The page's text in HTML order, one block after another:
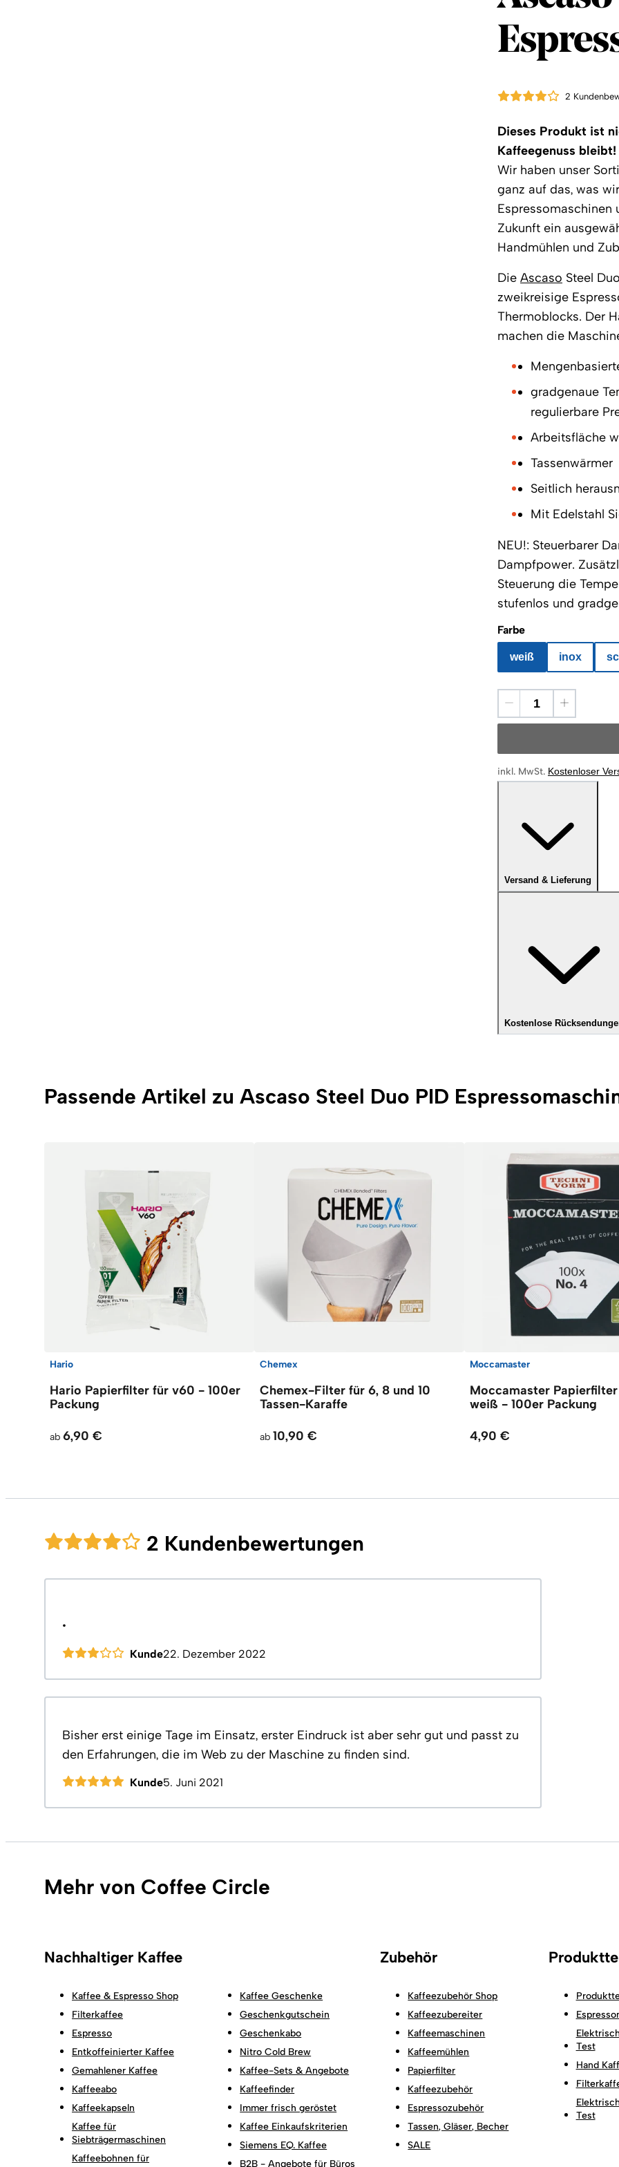
Farbe
weiß inox
2
Dieses Produkt ist
Kaffeegenuss bleibt!
Wir haben unser
ganz auf das, was
Espressomaschinen
Zukunft ein
Handmühlen und
Die Ascaso Steel
zweikreisige
Thermoblocks. Der
machen die
gradgenaue
regulierbare
Arbeitsfläche
Tassenwärmer
Seitlich
Mit Edelstahl
NEU!: Steuerbarer
Dampfpower.
Steuerung die
stufenlos und
inkl. MwSt. Kostenloser
Versand & Lieferung
Kostenlose
Passende Artikel zu Ascaso Steel Duo PID
Hario
Hario Papierfilter für v60 - 100er
Packung
ab 6,90 €
Chemex
Chemex-Filter für 6, 8 und 10
Tassen-Karaffe
ab 10,90 €
Moccamaster
Moccamaster
weiß - 100er Packung
4,90 €
2 Kundenbewertungen
.
Kunde22. Dezember 2022
Bisher erst einige Tage im Einsatz, erster Eindruck ist aber sehr gut und passt zu
den Erfahrungen, die im Web zu der Maschine zu finden sind.
Kunde5. Juni 2021
Mehr von Coffee Circle
Nachhaltiger Kaffee
Kaffee & Espresso Shop
Filterkaffee
Espresso
Entkoffeinierter Kaffee
Gemahlener Kaffee
Kaffeeabo
Kaffeekapseln
Kaffee für
Siebträgermaschinen
Kaffeebohnen für
Kaffee Geschenke
Geschenkgutschein
Geschenkabo
Nitro Cold Brew
Kaffee-Sets & Angebote
Kaffeefinder
Immer frisch geröstet
Kaffee Einkaufskriterien
Siemens EQ. Kaffee
B2B - Angebote für Büros
Zubehör
Kaffeezubehör Shop
Kaffeezubereiter
Kaffeemaschinen
Kaffeemühlen
Papierfilter
Kaffeezubehör
Espressozubehör
Tassen, Gläser, Becher
SALE
Test
Hand
Test